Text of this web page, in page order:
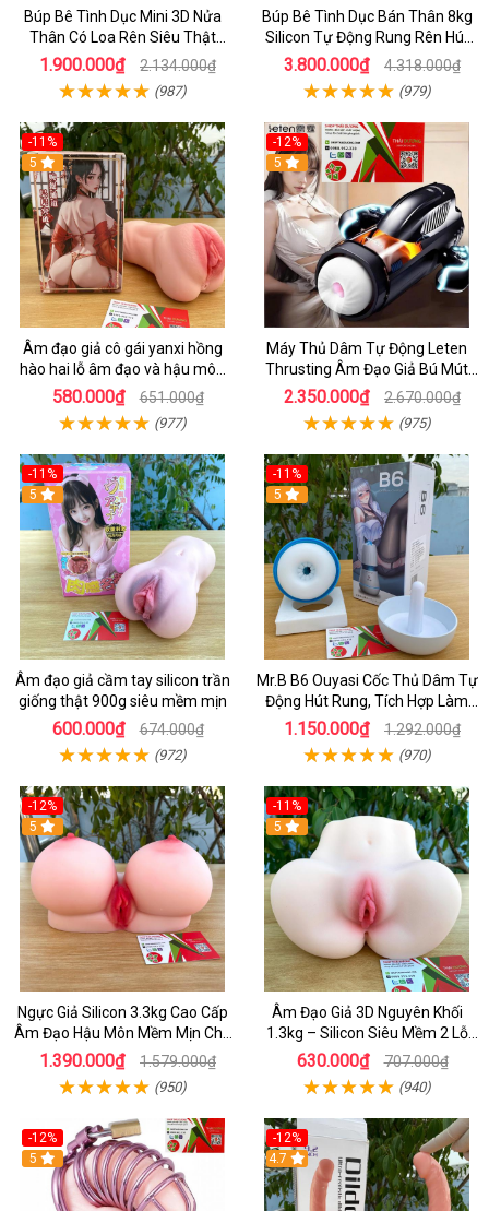
Búp Bê Tình Dục Mini 3D Nửa
Thân Có Loa Rên Siêu Thật
Chính Hãng
1.900.000₫ 2.134.000₫
(987)
Búp Bê Tình Dục Bán Thân 8kg
Silicon Tự Động Rung Rên Hút
Nhiệt
3.800.000₫ 4.318.000₫
(979)
-11%
5
Âm đạo giả cô gái yanxi hồng
hào hai lỗ âm đạo và hậu môn
cho nam tự sướng 610g
580.000₫ 651.000₫
(977)
-12%
5
Máy Thủ Dâm Tự Động Leten
Thrusting Âm Đạo Giả Bú Mút
Cao Cấp Cho Nam
2.350.000₫ 2.670.000₫
(975)
-11%
5
Âm đạo giả cầm tay silicon trần
giống thật 900g siêu mềm mịn
600.000₫ 674.000₫
(972)
-11%
5
Mr.B B6 Ouyasi Cốc Thủ Dâm Tự
Động Hút Rung, Tích Hợp Làm
Ấm Cao Cấp
1.150.000₫ 1.292.000₫
(970)
-12%
5
Ngực Giả Silicon 3.3kg Cao Cấp
Âm Đạo Hậu Môn Mềm Mịn Cho
Nam
1.390.000₫ 1.579.000₫
(950)
-11%
5
Âm Đạo Giả 3D Nguyên Khối
1.3kg – Silicon Siêu Mềm 2 Lỗ
Nằm Ngửa Như Thật
630.000₫ 707.000₫
(940)
-12%
5
-12%
4.7